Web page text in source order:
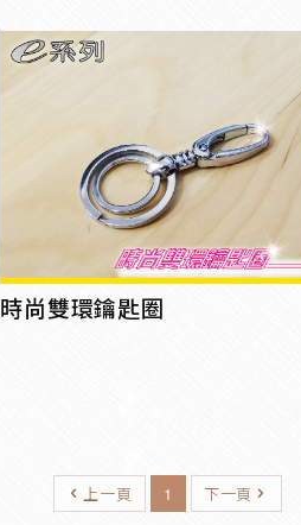
時尚雙環鑰匙圈
上一頁 1 下一頁